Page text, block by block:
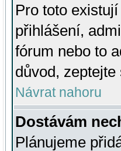
Pro toto
přihlášení,
fórum nebo to
důvod,
Návrat nahoru
Dostávám
Plánujeme